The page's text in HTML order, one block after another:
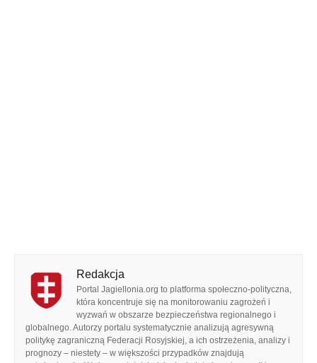
Redakcja
Portal Jagiellonia.org to platforma społeczno-polityczna,
która koncentruje się na monitorowaniu zagrożeń i
wyzwań w obszarze bezpieczeństwa regionalnego i
globalnego. Autorzy portalu systematycznie analizują agresywną
politykę zagraniczną Federacji Rosyjskiej, a ich ostrzeżenia, analizy i
prognozy – niestety – w większości przypadków znajdują